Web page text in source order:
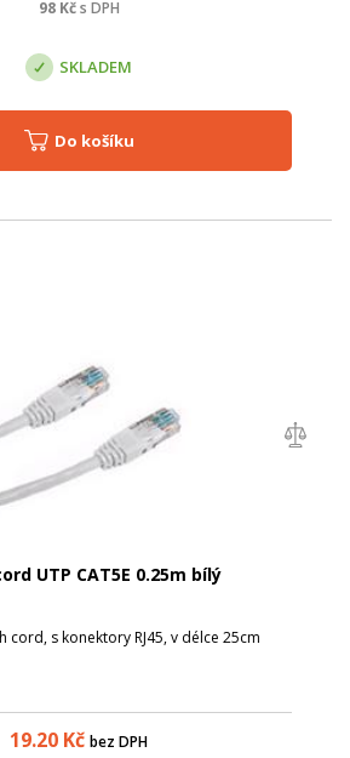
98Kč s DPH
SKLADEM
Do košíku
UTP CAT5E 0.25m bílý
cord, s konektory RJ45, v délce 25cm
19.20 Kč bez DPH